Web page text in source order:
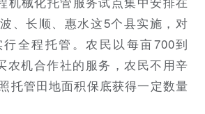
、长顺、惠水这5个县实施，对
全程托管。农民以每亩700到
农机合作社的服务，农民不用辛
托管田地面积保底获得一定数量